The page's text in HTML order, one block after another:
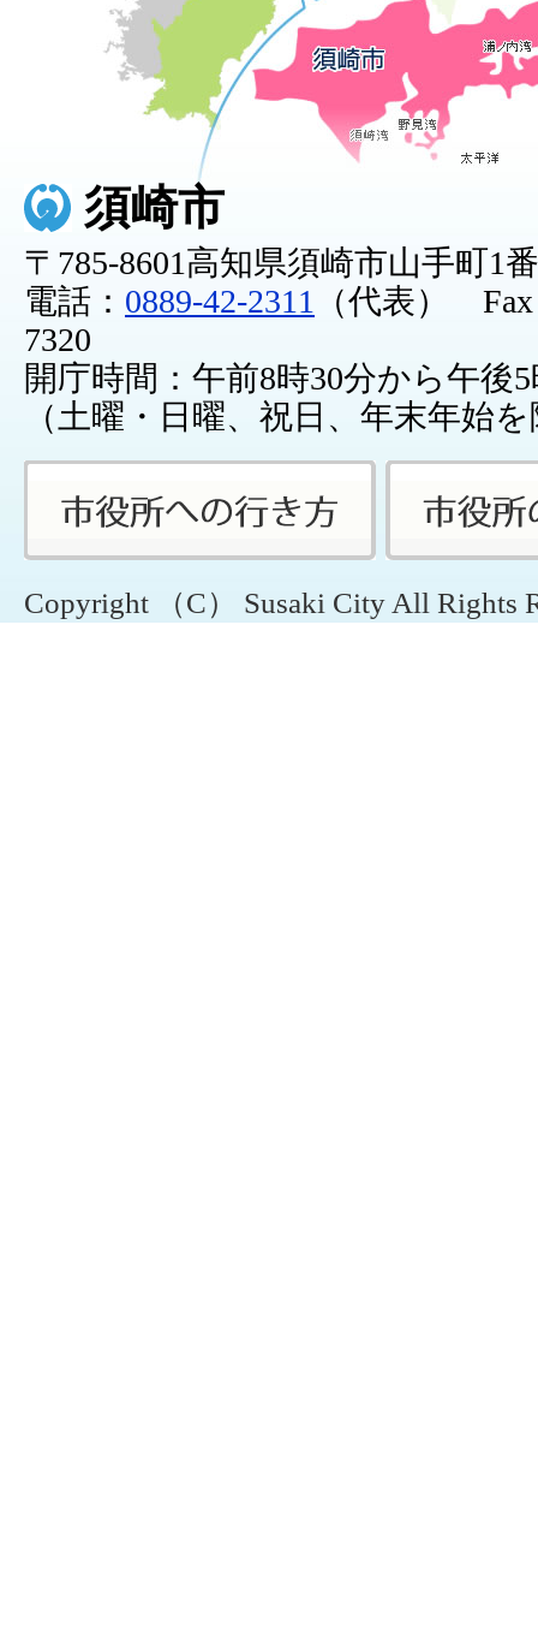
須崎市
〒785-8601高知県須崎市山手町1
電話： 0889-42-2311
（代表） Fax
7320
開庁時間：午前8時30分から午後
（土曜・日曜、祝日、年末年始
Copyright （C） Susaki City All Rights